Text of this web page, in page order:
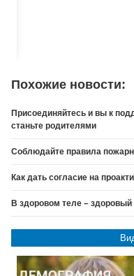
Похожие новости:
Присоединяйтесь и вы к
станьте родителями
Соблюдайте правила
Как дать согласие на
В здоровом теле – здоровый